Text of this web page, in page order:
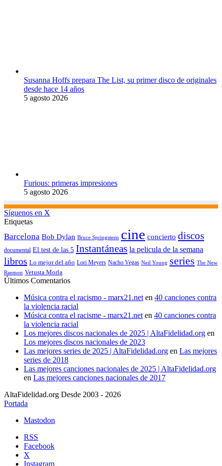
Susanna Hoffs prepara The List, su primer disco de originales
desde hace 14 años
5 agosto 2026
Furious: primeras impresiones
5 agosto 2026
Síguenos en X
Etiquetas
Barcelona Bob Dylan Bruce Springsteen cine concierto discos
documental El test de las 5 Instantáneas la pelicula de la semana
libros Lo mejor del año Lori Meyers Nacho Vegas Neil Young series The New
Raemon Vetusta Morla
Últimos Comentarios
Música contra el racismo - marx21.neten 40 canciones contra
la violencia racial
Música contra el racisme - marx21.neten 40 canciones contra
la violencia racial
Los mejores discos nacionales de 2025 | AltaFidelidad.org en
Los mejores discos nacionales de 2023
Las mejores series de 2025 | AltaFidelidad.org en Las mejores
series de 2018
Las mejores canciones nacionales de 2025 | AltaFidelidad.org
en Las mejores canciones nacionales de 2017
AltaFidelidad.org Desde 2003 - 2026
Portada
Mastodon
RSS
Facebook
X
Instagram